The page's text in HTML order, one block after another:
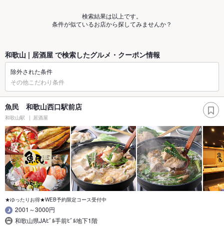
検索結果は以上です。
条件が似ているお店から探してみませんか？
和歌山 | 居酒屋 で検索したグルメ・クーポン情報
除外された条件
その他こだわり条件
魚民 和歌山西口駅前店
和歌山駅 居酒屋
★ゆったりお得★WEB予約限定コース受付中
2001～3000円
和歌山県JAﾋﾞﾙ手前ﾋﾞﾙ地下1階